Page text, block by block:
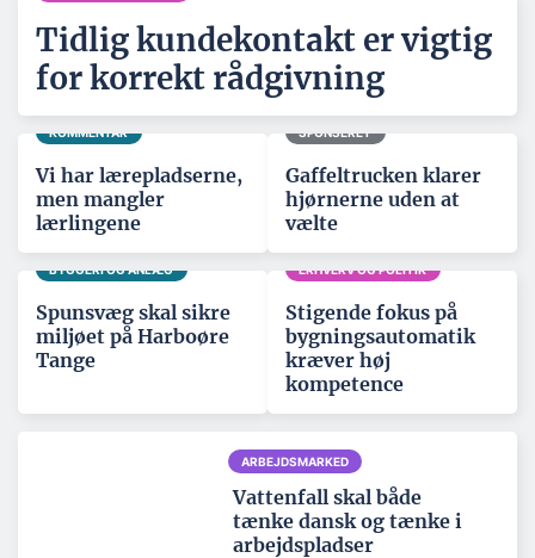
Tidlig kundekontakt er vigtig
for korrekt rådgivning
KOMMENTAR
Vi har lærepladserne,
men mangler
lærlingene
SPONSERET
Gaffeltrucken klarer
hjørnerne uden at
vælte
BYGGERI OG ANLÆG
Spunsvæg skal sikre
miljøet på Harboøre
Tange
ERHVERV OG POLITIK
Stigende fokus på
bygningsautomatik
kræver høj
kompetence
ARBEJDSMARKED
Vattenfall skal både
tænke dansk og tænke i
arbejdspladser